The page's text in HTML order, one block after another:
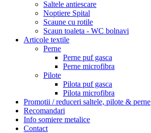
Saltele antiescare
Noptiere Spital
Scaune cu rotile
Scaun toaleta - WC bolnavi
Articole textile
Perne
Perne puf gasca
Perne microfibra
Pilote
Pilota puf gasca
Pilota microfibra
Promotii / reduceri saltele, pilote & perne
Recomandari
Info somiere metalice
Contact